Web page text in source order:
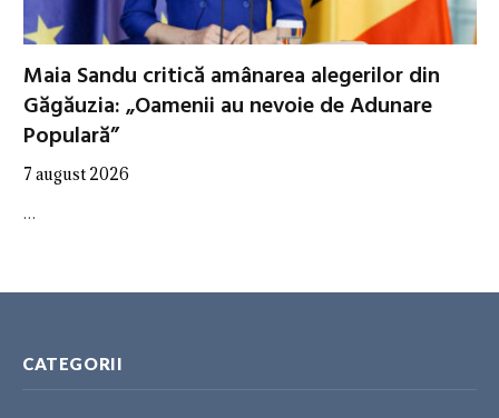
Maia Sandu critică amânarea alegerilor din
Găgăuzia: „Oamenii au nevoie de Adunare
Populară”
7 august 2026
…
CATEGORII